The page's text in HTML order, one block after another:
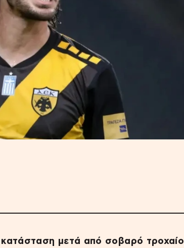
κατάσταση μετά από σοβαρό τροχαίο